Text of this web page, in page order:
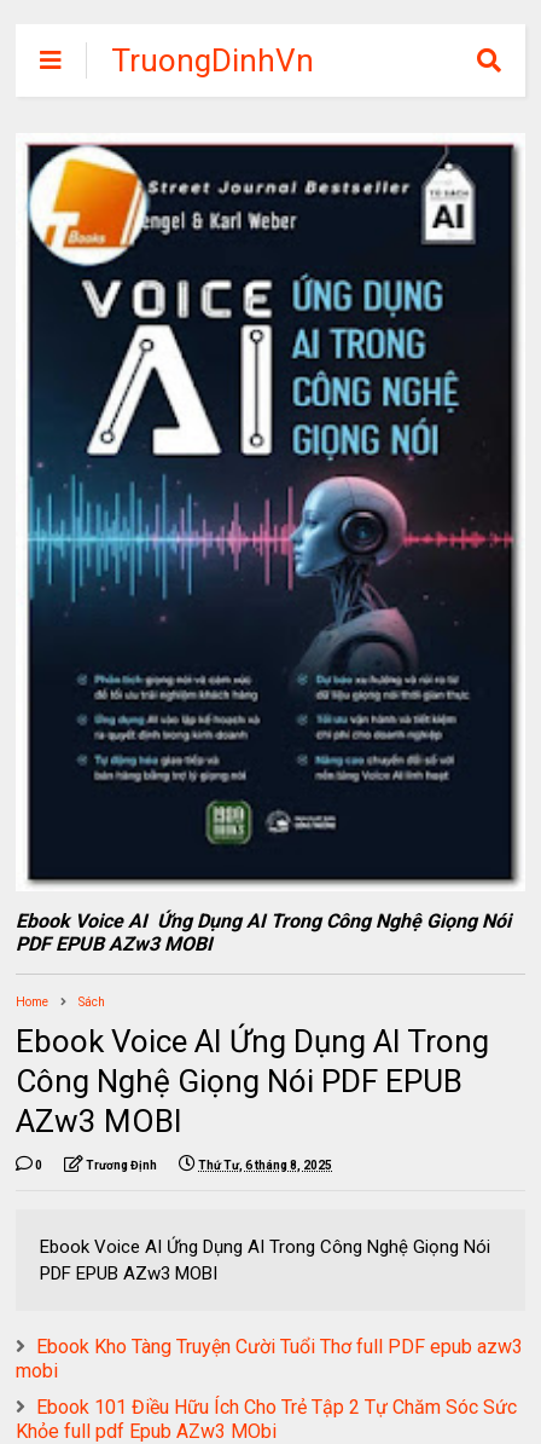
TruongDinhVn
Chia sẽ ebook,
các khóa học,
phần mềm học
tập miễn phí
Ebook Voice AI Ứng Dụng AI Trong Công Nghệ Giọng Nói
PDF EPUB AZw3 MOBI
Home Sách
Ebook Voice AI Ứng Dụng AI Trong
Công Nghệ Giọng Nói PDF EPUB
AZw3 MOBI
0 Trương Định Thứ Tư, 6 tháng 8, 2025
Ebook Voice AI Ứng Dụng AI Trong Công Nghệ Giọng Nói
PDF EPUB AZw3 MOBI
Ebook Kho Tàng Truyện Cười Tuổi Thơ full PDF epub azw3
mobi
Ebook 101 Điều Hữu Ích Cho Trẻ Tập 2 Tự Chăm Sóc Sức
Khỏe full pdf Epub AZw3 MObi